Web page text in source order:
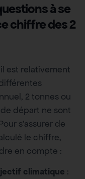
à se
chiffre des 2
il est relativement
2 tonnes ou
départ ne sont
s’assurer de
le chiffre,
en compte :
climatique :